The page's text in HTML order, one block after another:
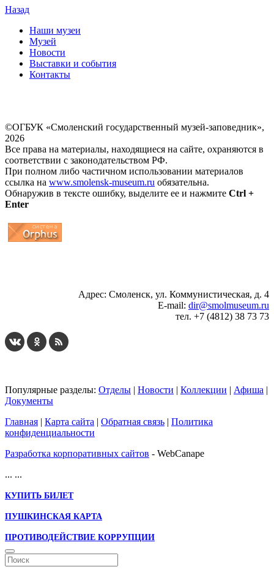
Назад
Наши музеи
Музей
Новости
Выставки и события
Контакты
©ОГБУК «Смоленский государственный музей-заповедник»,
2026
Все права на материалы, находящиеся на сайте, охраняются в
соответствии с законодательством РФ.
При полном либо частичном использовании материалов
ссылка на www.smolensk-museum.ru обязательна.
Обнаружив в тексте ошибку, выделите ее и нажмите Ctrl +
Enter
Адрес: Смоленск, ул. Коммунистическая, д. 4
E-mail: dir@smolmuseum.ru
тел. +7 (4812) 38 73 73
Популярные разделы: Отделы | Новости | Коллекции | Афиша |
Документы
Главная | Карта сайта | Обратная связь | Политика
конфиденциальности
Разработка корпоративных сайтов - WebCanape
... ...
КУПИТЬ БИЛЕТ
ПУШКИНСКАЯ КАРТА
ПРОТИВОДЕЙСТВИЕ КОРРУПЦИИ